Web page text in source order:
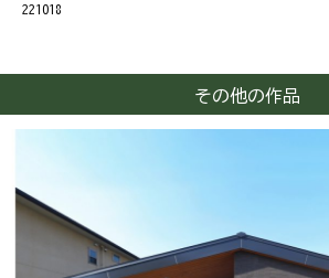
221018
その他の作品